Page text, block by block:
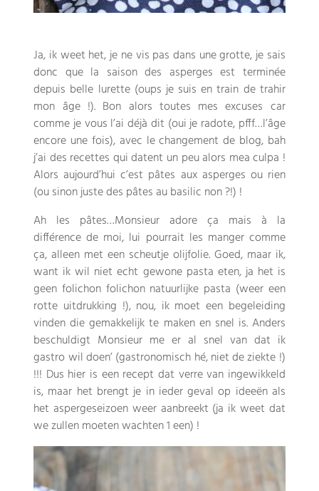
Ja, ik weet het,je ne vis pas dans une grotte,je sais
donc que la saison des asperges est terminée
depuis belle lurette(oups je suis en train de trahir
mon âge!). Bon alors toutes mes excuses car
comme je vous l’ai déjà dit (oui je radote, pfff…l’âge
encore une fois), avec le changement de blog, bah
j’ai des recettes qui datent un peu alors mea culpa !
Alors aujourd’hui c’est pâtes aux asperges ou rien
(ou sinon juste des pâtes au basilic non?!) !
Ah les pâtes…Monsieur adore ça mais à la
différence de moi, lui pourrait les manger comme
ça, alleen met een scheutje olijfolie. Goed, maar ik,
want ik wil niet echt gewone pasta eten, ja het is
geen folichon folichon natuurlijke pasta (weer een
rotte uitdrukking !), nou, ik moet een begeleiding
vinden die gemakkelijk te maken en snel is. Anders
beschuldigt Monsieur me er al snel van dat ik
gastro wil doen’ (gastronomisch hé, niet de ziekte !)
!!! Dus hier is een recept dat verre van ingewikkeld
is, maar het brengt je in ieder geval op ideeën als
het aspergeseizoen weer aanbreekt (ja ik weet dat
we zullen moeten wachten 1 een) !